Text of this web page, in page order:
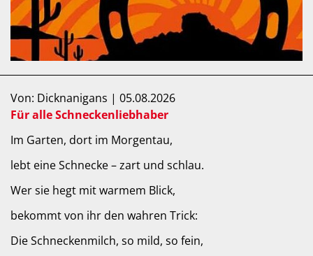
Von: Dicknanigans | 05.08.2026
Für alle Schneckenliebhaber
Im Garten, dort im Morgentau,
lebt eine Schnecke – zart und schlau.
Wer sie hegt mit warmem Blick,
bekommt von ihr den wahren Trick:
Die Schneckenmilch, so mild, so fein,